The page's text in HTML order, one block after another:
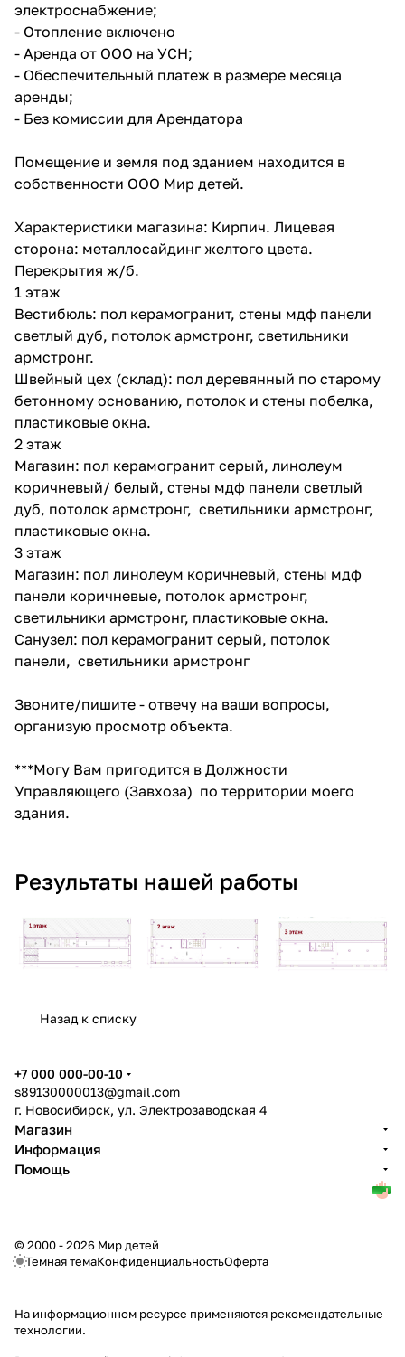
электроснабжение;
- Отопление включено
- Аренда от ООО на УСН;
- Обеспечительный платеж в размере месяца
аренды;
- Без комиссии для Арендатора
Помещение и земля под зданием находится в
собственности ООО Мир детей.
Характеристики магазина: Кирпич. Лицевая
сторона: металлосайдинг желтого цвета.
Перекрытия ж/б.
1 этаж
Вестибюль: пол керамогранит, стены мдф панели
светлый дуб, потолок армстронг, светильники
армстронг.
Швейный цех (склад): пол деревянный по старому
бетонному основанию, потолок и стены побелка,
пластиковые окна.
2 этаж
Магазин: пол керамогранит серый, линолеум
коричневый/ белый, стены мдф панели светлый
дуб, потолок армстронг, светильники армстронг,
пластиковые окна.
3 этаж
Магазин: пол линолеум коричневый, стены мдф
панели коричневые, потолок армстронг,
светильники армстронг, пластиковые окна.
Санузел: пол керамогранит серый, потолок
панели, светильники армстронг
Звоните/пишите - отвечу на ваши вопросы,
организую просмотр объекта.
***Могу Вам пригодится в Должности
Управляющего (Завхоза) по территории моего
здания.
Результаты нашей работы
Назад к списку
+7 000 000-00-10
s89130000013@gmail.com
г. Новосибирск, ул. Электрозаводская 4
Магазин
Информация
Помощь
© 2000 - 2026 Мир детей
Темная темаКонфиденциальностьОферта
На информационном ресурсе применяются рекомендательные
технологии.